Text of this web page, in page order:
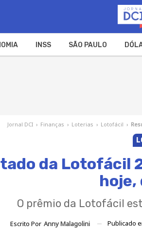
INSS SÃO PAULO
Jornal DCI › Finanças › Loterias › Lotofácil ›
da Lotofácil
hoje,
O prêmio da Lotofácil
Escrito Por Anny Malagolini Publicado